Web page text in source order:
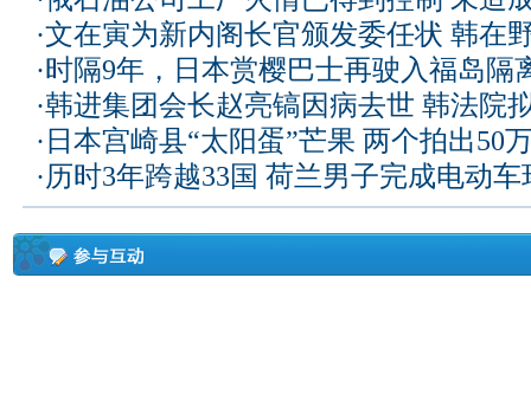
·文在寅为新内阁长官颁发委任状 韩在
·时隔9年，日本赏樱巴士再驶入福岛隔
·韩进集团会长赵亮镐因病去世 韩法院
· 日本宫崎县“太阳蛋”芒果 两个拍出50
·历时3年跨越33国 荷兰男子完成电动车